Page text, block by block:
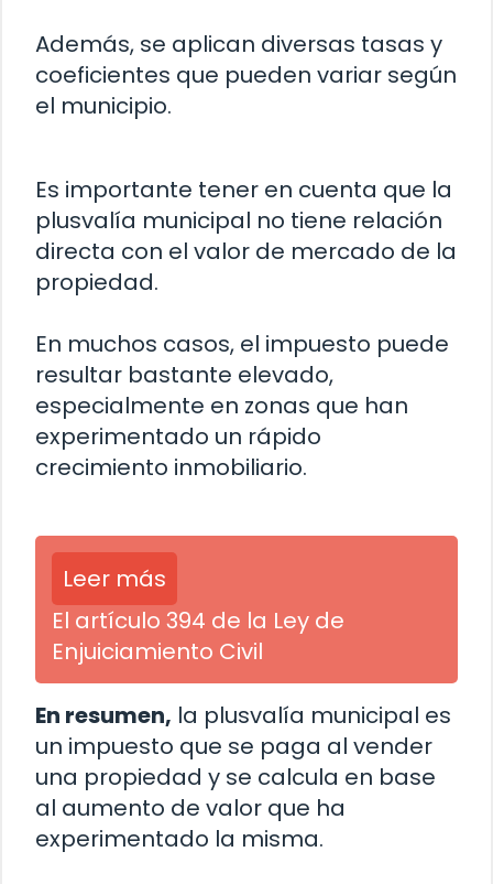
Además, se aplican diversas tasas y
coeficientes que pueden variar según
el municipio.
Es importante tener en cuenta que la
plusvalía municipal no tiene relación
directa con el valor de mercado de la
propiedad.
En muchos casos, el impuesto puede
resultar bastante elevado,
especialmente en zonas que han
experimentado un rápido
crecimiento inmobiliario.
Leer más
El artículo 394 de la Ley de
Enjuiciamiento Civil
En resumen, la plusvalía municipal es
un impuesto que se paga al vender
una propiedad y se calcula en base
al aumento de valor que ha
experimentado la misma.